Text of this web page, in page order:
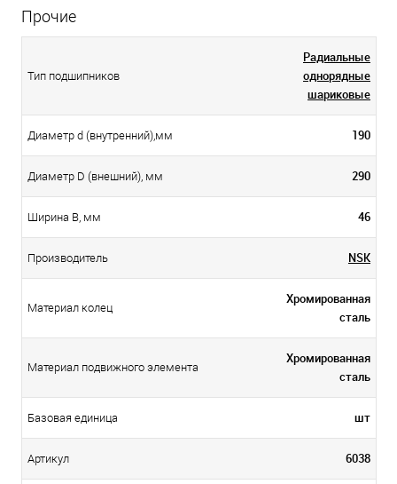
Прочие
Тип подшипников
Радиальные
однорядные
шариковые
Диаметр d (внутренний),мм 190
Диаметр D (внешний), мм 290
Ширина B, мм 46
Производитель NSK
Материал колец
Хромированная
сталь
Материал подвижного элемента
Хромированная
сталь
Базовая единица шт
Артикул 6038